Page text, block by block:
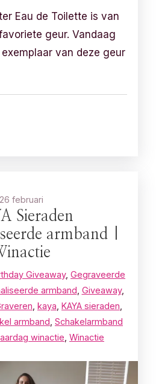
Eau de Toilette is van
geur. Vandaag
van deze geur
26 februari
Sieraden
armband |
Giveaway, Gegraveerde
armband Giveaway,
kaya KAYA sieraden
armband Schakelarmband
winactie Winactie